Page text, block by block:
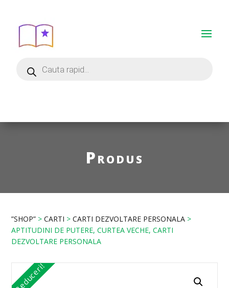
Produs
”SHOP” >CARTI >CARTI DEZVOLTARE PERSONALA >
APTITUDINI DE PUTERE, CURTEA VECHE, CARTI
DEZVOLTARE PERSONALA
Reduceri!